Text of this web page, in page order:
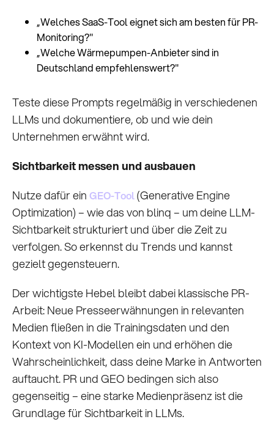
„Welches SaaS-Tool eignet sich am besten für PR-
Monitoring?"
„Welche Wärmepumpen-Anbieter sind in
Deutschland empfehlenswert?"
Teste diese Prompts regelmäßig in verschiedenen
LLMs und dokumentiere, ob und wie dein
Unternehmen erwähnt wird.
Sichtbarkeit messen und ausbauen
Nutze dafür ein GEO-Tool(Generative Engine
Optimization) – wie das von blinq – um deine LLM-
Sichtbarkeit strukturiert und über die Zeit zu
verfolgen. So erkennst du Trends und kannst
gezielt gegensteuern.
Der wichtigste Hebel bleibt dabei klassische PR-
Arbeit: Neue Presseerwähnungen in relevanten
Medien fließen in die Trainingsdaten und den
Kontext von KI-Modellen ein und erhöhen die
Wahrscheinlichkeit, dass deine Marke in Antworten
auftaucht. PR und GEO bedingen sich also
gegenseitig – eine starke Medienpräsenz ist die
Grundlage für Sichtbarkeit in LLMs.